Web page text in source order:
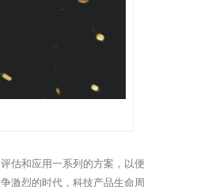
估和应用一系列的方案，以便
激烈的时代，科技产品生命周